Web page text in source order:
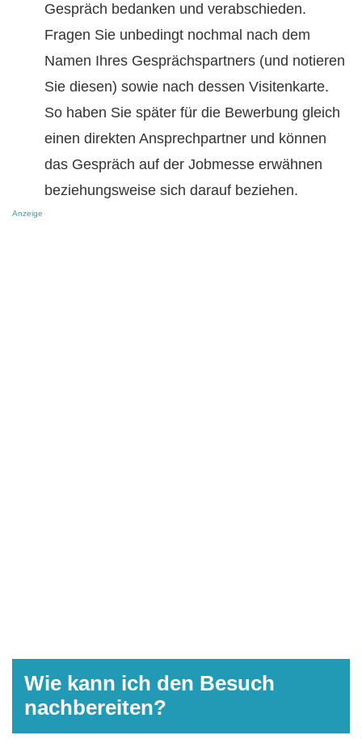
Gespräch bedanken und verabschieden.
Fragen Sie unbedingt nochmal nach dem
Namen Ihres Gesprächspartners (und notieren
Sie diesen) sowie nach dessen Visitenkarte.
So haben Sie später für die Bewerbung gleich
einen direkten Ansprechpartner und können
das Gespräch auf der Jobmesse erwähnen
beziehungsweise sich darauf beziehen.
Anzeige
Wie kann ich den Besuch
nachbereiten?